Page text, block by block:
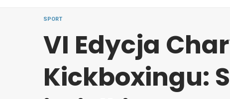
SPORT
VI Edycja
Kickboxingu: